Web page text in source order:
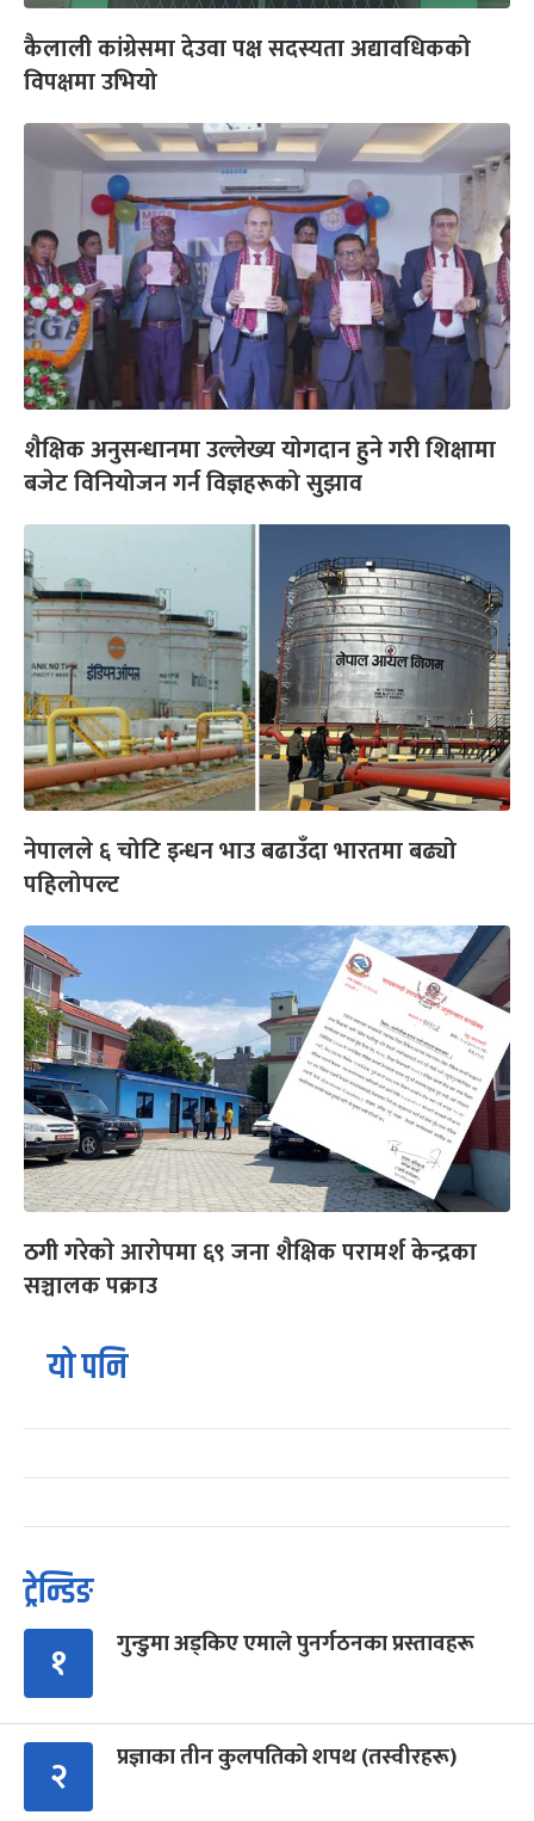
कैलाली कांग्रेसमा देउवा पक्ष सदस्यता अद्यावधिकको
विपक्षमा उभियो
शैक्षिक अनुसन्धानमा उल्लेख्य योगदान हुने गरी शिक्षामा
बजेट विनियोजन गर्न विज्ञहरूको सुझाव
नेपालले ६ चोटि इन्धन भाउ बढाउँदा भारतमा बढ्यो
पहिलोपल्ट
ठगी गरेकाे आरोपमा ६९ जना शैक्षिक परामर्श केन्द्रका
सञ्चालक पक्राउ
यो पनि
ट्रेन्डिङ
१ गुन्डुमा अड्किए एमाले पुनर्गठनका प्रस्तावहरू
२ प्रज्ञाका तीन कुलपतिको शपथ (तस्वीरहरू)